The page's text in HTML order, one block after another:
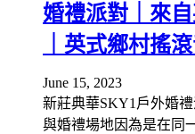
婚禮派對｜來
｜英式鄉村搖
June 15, 2023
新莊典華SKY1戶外婚
與婚禮場地因為是在同